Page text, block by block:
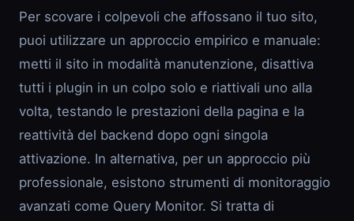
Per scovare i colpevoli che affossano il tuo sito,
puoi utilizzare un approccio empirico e manuale:
metti il sito in modalità manutenzione, disattiva
tutti i plugin in un colpo solo e riattivali uno alla
volta, testando le prestazioni della pagina e la
reattività del backend dopo ogni singola
attivazione. In alternativa, per un approccio più
professionale, esistono strumenti di monitoraggio
avanzati come Query Monitor. Si tratta di